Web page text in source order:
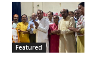
Featured